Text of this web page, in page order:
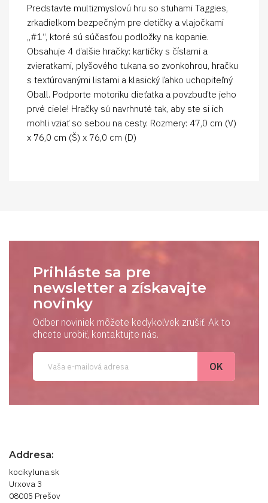
Predstavte multizmyslovú hru so stuhami Taggies,
zrkadielkom bezpečným pre detičky a vlajočkami
„#1“, ktoré sú súčasťou podložky na kopanie.
Obsahuje 4 ďalšie hračky: kartičky s číslami a
zvieratkami, plyšového tukana so zvonkohrou, hračku
s textúrovanými listami a klasický ľahko uchopiteľný
Oball. Podporte motoriku dieťatka a povzbuďte jeho
prvé ciele! Hračky sú navrhnuté tak, aby ste si ich
mohli vziať so sebou na cesty. Rozmery: 47,0 cm (V)
x 76,0 cm (Š) x 76,0 cm (D)
Prihláste sa pre
newsletter a získavajte
novinky
Odber noviniek môžete kedykoľvek zrušiť. Ak to
chcete urobiť, kontaktujte nás.
Addresa:
kocikyluna.sk
Urxova 3
08005 Prešov